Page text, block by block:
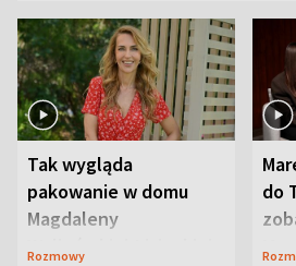
Tak wygląda
pakowanie w domu
Magdaleny
Waligórskiej-Lisieckiej.
Rozmowy
do